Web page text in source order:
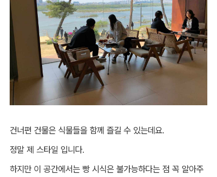
건너편 건물은 식물들을 함께 즐길 수 있는데요.
정말 제 스타일 입니다.
하지만 이 공간에서는 빵 시식은 불가능하다는 점 꼭 알아주